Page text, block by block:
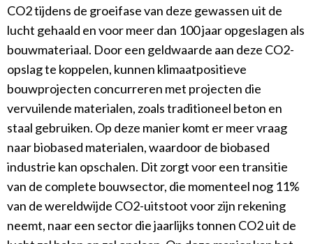
CO2 tijdens de groeifase van deze gewassen uit de
lucht gehaald en voor meer dan 100 jaar opgeslagen als
bouwmateriaal. Door een geldwaarde aan deze CO2-
opslag te koppelen, kunnen klimaatpositieve
bouwprojecten concurreren met projecten die
vervuilende materialen, zoals traditioneel beton en
staal gebruiken. Op deze manier komt er meer vraag
naar biobased materialen, waardoor de biobased
industrie kan opschalen. Dit zorgt voor een transitie
van de complete bouwsector, die momenteel nog 11%
van de wereldwijde CO2-uitstoot voor zijn rekening
neemt, naar een sector die jaarlijks tonnen CO2 uit de